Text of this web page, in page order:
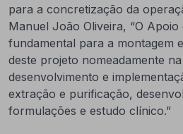
para a concretização da
Manuel João Oliveira, “O Apoio
fundamental para a montagem
deste projeto nomeadamente
desenvolvimento e
extração e purificação,
formulações e estudo clínico.”